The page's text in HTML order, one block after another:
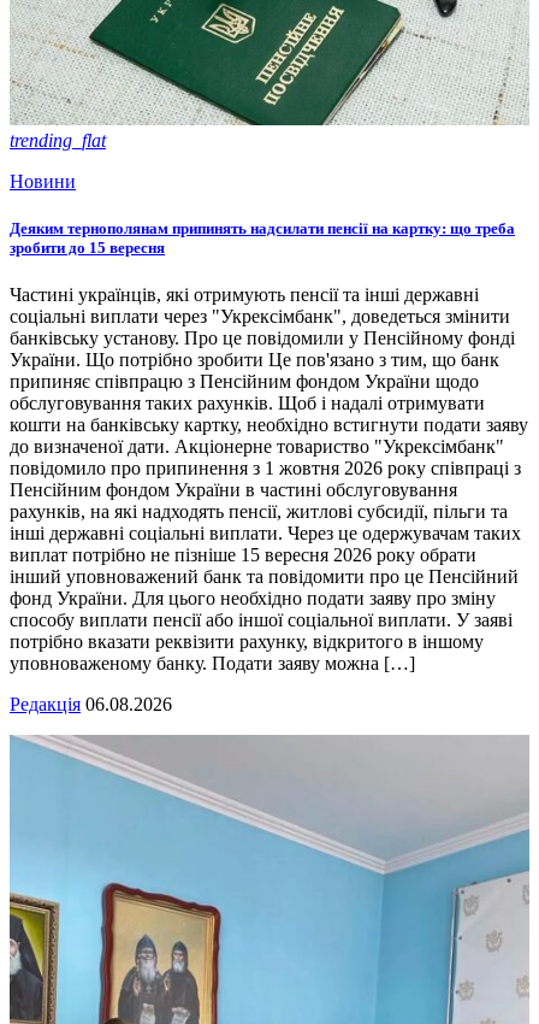
trending_flat
Новини
Деяким тернополянам припинять надсилати пенсії на картку: що треба
зробити до 15 вересня
Частині українців, які отримують пенсії та інші державні
соціальні виплати через "Укрексімбанк", доведеться змінити
банківську установу. Про це повідомили у Пенсійному фонді
України. Що потрібно зробити Це пов'язано з тим, що банк
припиняє співпрацю з Пенсійним фондом України щодо
обслуговування таких рахунків. Щоб і надалі отримувати
кошти на банківську картку, необхідно встигнути подати заяву
до визначеної дати. Акціонерне товариство "Укрексімбанк"
повідомило про припинення з 1 жовтня 2026 року співпраці з
Пенсійним фондом України в частині обслуговування
рахунків, на які надходять пенсії, житлові субсидії, пільги та
інші державні соціальні виплати. Через це одержувачам таких
виплат потрібно не пізніше 15 вересня 2026 року обрати
інший уповноважений банк та повідомити про це Пенсійний
фонд України. Для цього необхідно подати заяву про зміну
способу виплати пенсії або іншої соціальної виплати. У заяві
потрібно вказати реквізити рахунку, відкритого в іншому
уповноваженому банку. Подати заяву можна […]
Редакція 06.08.2026